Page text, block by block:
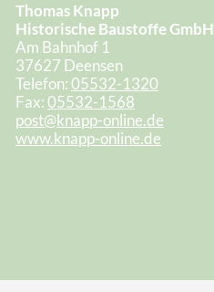
Thomas Knapp
Historische Baustoffe GmbH
Am Bahnhof 1
37627 Deensen
Telefon:05532-1320
Fax:05532-1568
post@knapp-online.de
www.knapp-online.de